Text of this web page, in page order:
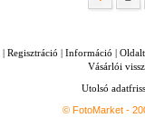
| Regisztráció | Információ |
Vásárlói
Utolsó
© FotoMarket -